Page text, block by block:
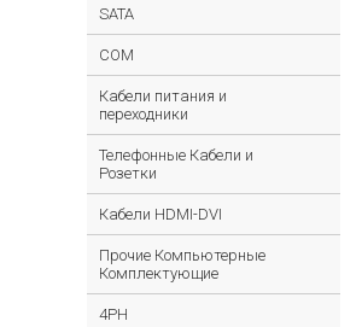
SATA
COM
Кабели питания и
переходники
Телефонные Кабели и
Розетки
Кабели HDMI-DVI
Прочие Компьютерные
Комплектующие
4PH